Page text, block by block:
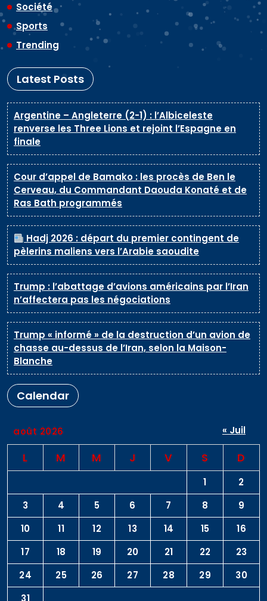
Société
Sports
Trending
Latest Posts
Argentine – Angleterre (2-1) : l’Albiceleste
renverse les Three Lions et rejoint l’Espagne en
finale
Cour d’appel de Bamako : les procès de Ben le
Cerveau, du Commandant Daouda Konaté et de
Ras Bath programmés
Hadj 2026 : départ du premier contingent de
pèlerins maliens vers l’Arabie saoudite
Trump : l’abattage d’avions américains par l’Iran
n’affectera pas les négociations
Trump « informé » de la destruction d’un avion de
chasse au-dessus de l’Iran, selon la Maison-
Blanche
Calendar
août 2026
L M M J V S D
1
2
3
4 5 6 7 8
9
10
11 12 13 14 15
16
17
18 19 20 21 22
23
24
25 26 27 28 29
30
31
« Juil